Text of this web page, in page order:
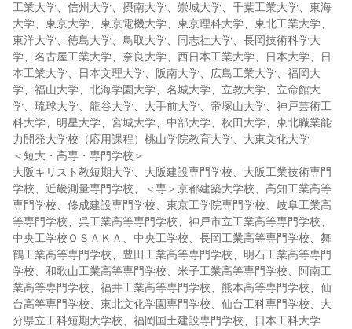
工業大学、信州大学、摂南大学、崇城大学、千葉工業大学、東海
大学、東京大学、東京電機大学、東京理科大学、東北工業大学、
東洋大学、徳島大学、鳥取大学、同志社大学、長岡技術科学大
学、名古屋工業大学、奈良大学、西日本工業大学、日本大学、日
本工業大学、日本文理大学、阪南大学、広島工業大学、福岡大
学、福山大学、北海学園大学、名城大学、立教大学、立命館大
学、琉球大学、龍谷大学、大手前大学、帝塚山大学、神戸芸術工
科大学、明星大学、宮城大学、中部大学、秋田大学、東北職業能
力開発大学校（応用課程）桃山学院教育大学、大東文化大学
＜短大・高専・専門学校＞
大阪キリスト教短期大学、大阪建設専門学校、大阪工業技術専門
学校、近畿測量専門学校、＜専＞京都建築大学校、高知工業高等
専門学校、修成建設専門学校、東京工学院専門学校、岐阜工業高
等専門学校、呉工業高等専門学校、神戸市立工業高等専門学校、
中央工学校ＯＳＡＫＡ、中央工学校、長岡工業高等専門学校、舞
鶴工業高等専門学校、豊田工業高等専門学校、明石工業高等専門
学校、和歌山工業高等専門学校、米子工業高等専門学校、阿南工
業高等専門学校、福井工業高等専門学校、熊本高等専門学校、仙
台高等専門学校、東北文化学園専門学校、仙台工科専門学校、大
分県立工科短期大学校、福岡国土建設専門学校、日本工科大学